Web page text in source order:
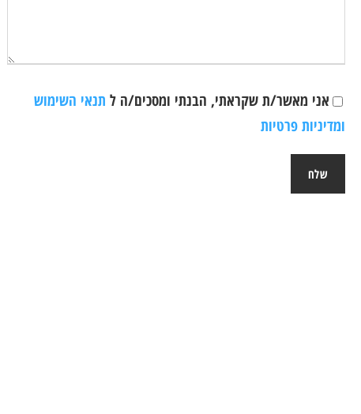
אני מאשר/ת שקראתי, הבנתי ומסכים/ה ל תנאי השימוש
ומדיניות פרטיות